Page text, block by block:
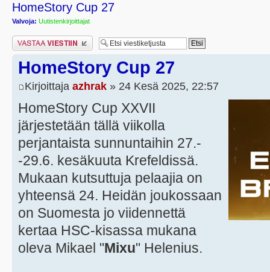
HomeStory Cup 27
Valvoja: Uutistenkirjoittajat
Lähetä vastaus
HomeStory Cup 27
Kirjoittaja azhrak » 24 Kesä 2025, 22:57
HomeStory Cup XXVII
järjestetään tällä viikolla
perjantaista sunnuntaihin 27.-
-29.6. kesäkuuta Krefeldissä.
Mukaan kutsuttuja pelaajia on
yhteensä 24. Heidän joukossaan
on Suomesta jo viidennettä
kertaa HSC-kisassa mukana
oleva Mikael "Mixu" Helenius.